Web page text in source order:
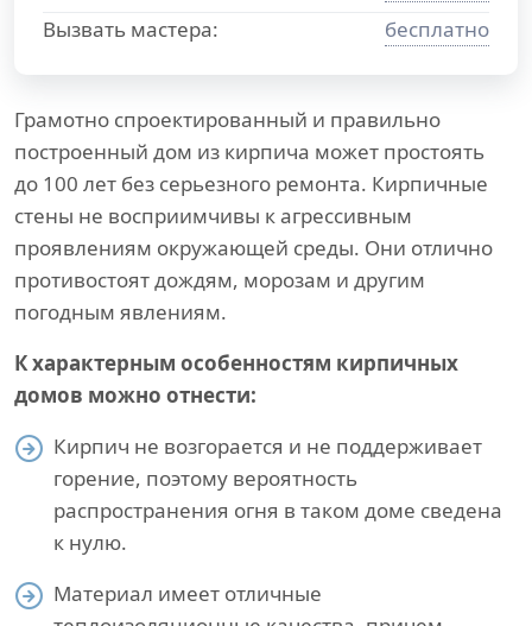
Вызвать мастера:
бесплатно
Грамотно спроектированный и правильно
построенный дом из кирпича может простоять
до 100 лет без серьезного ремонта. Кирпичные
стены не восприимчивы к агрессивным
проявлениям окружающей среды. Они отлично
противостоят дождям, морозам и другим
погодным явлениям.
К характерным особенностям кирпичных
домов можно отнести:
Кирпич не возгорается и не поддерживает
горение, поэтому вероятность
распространения огня в таком доме сведена
к нулю.
Материал имеет отличные